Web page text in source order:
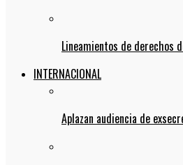
Lineamientos de derechos
INTERNACIONAL
Aplazan audiencia de